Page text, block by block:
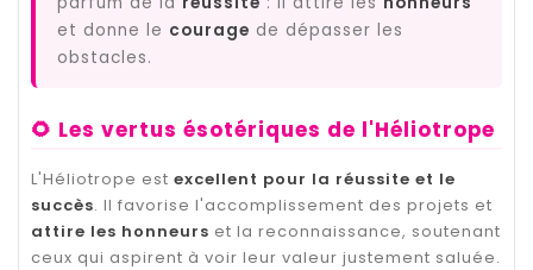
et donne le courage de dépasser les
obstacles.
🌻 Les vertus ésotériques de l'Héliotrope
L'Héliotrope est excellent pour la réussite et le
succès. Il favorise l'accomplissement des projets et
attire les honneurs et la reconnaissance, soutenant
ceux qui aspirent à voir leur valeur justement saluée.